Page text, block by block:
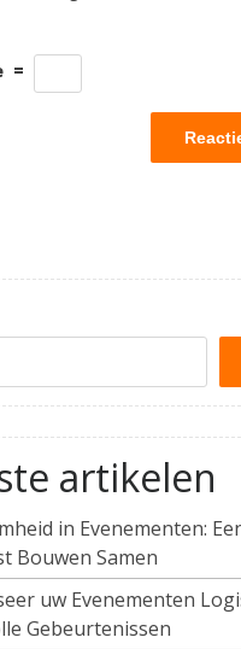
=
artikelen
in Evenementen:
Bouwen Samen
uw Evenementen
Gebeurtenissen